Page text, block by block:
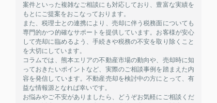
案件といった複雑なご相談にも対応しており、豊富な実績を
もとにご提案をおこなっております。
また、税理士との連携により、売却に伴う税務面についても
専門的かつ的確なサポートを提供しています。お客様が安心
して売却に臨めるよう、手続きや税務の不安を取り除くこと
を大切にしています。
コラムでは、熊本エリアの不動産市場の動向や、売却時に知
っておきたいポイントなど、実際のご相談事例を踏まえた内
容を発信しています。不動産売却を検討中の方にとって、有
益な情報源となれば幸いです。
お悩みやご不安がありましたら、どうぞお気軽にご相談くだ